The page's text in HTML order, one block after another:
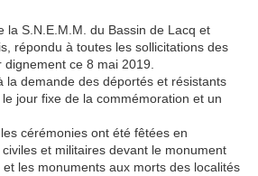
la S.N.E.M.M. du Bassin de Lacq et
répondu à toutes les sollicitations des
ce 8 mai 2019.
la demande des déportés et résistants
jour fixe de la commémoration et un
cérémonies ont été fêtées en
et militaires devant le monument
les monuments aux morts des localités